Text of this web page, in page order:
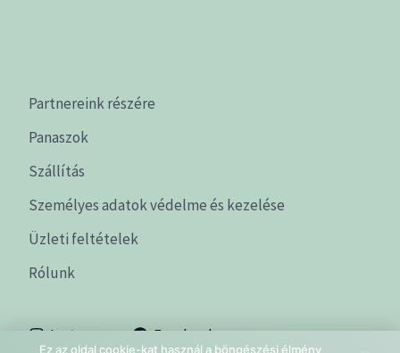
Partnereink részére
Panaszok
Szállítás
Személyes adatok védelme és kezelése
Üzleti feltételek
Rólunk
Instagram Facebook
Ez az oldal cookie-kat használ a böngészési élmény